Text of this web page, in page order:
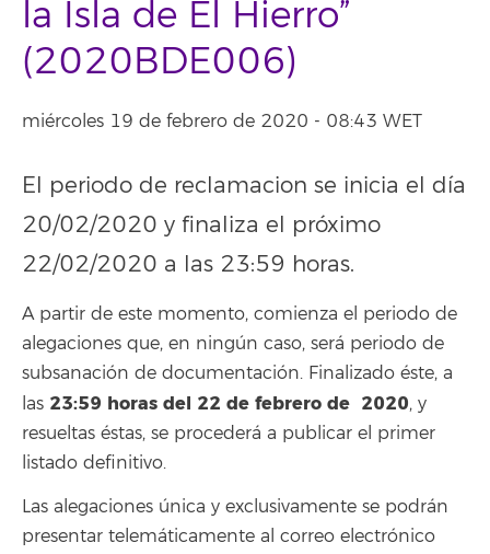
la Isla de El Hierro”
(2020BDE006)
miércoles 19 de febrero de 2020 - 08:43 WET
El periodo de reclamacion se inicia el día
20/02/2020 y finaliza el próximo
22/02/2020 a las 23:59 horas.
A partir de este momento, comienza el periodo de
alegaciones que, en ningún caso, será periodo de
subsanación de documentación. Finalizado éste, a
las 23:59 horas del 22 de febrero de 2020, y
resueltas éstas, se procederá a publicar el primer
listado definitivo.
Las alegaciones única y exclusivamente se podrán
presentar telemáticamente al correo electrónico